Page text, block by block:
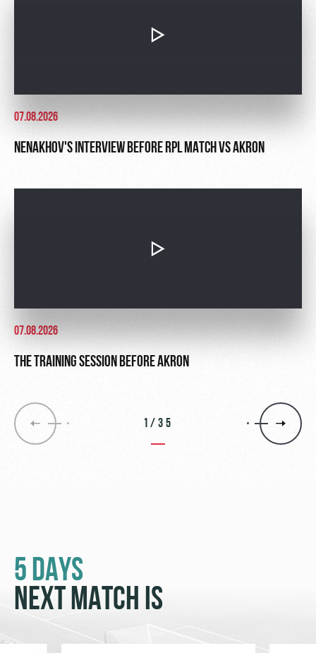
07.08.2026
NENAKHOV'S INTERVIEW BEFORE RPL MATCH VS AKRON
07.08.2026
THE TRAINING SESSION BEFORE AKRON
1/35
5 DAYS
NEXT MATCH IS